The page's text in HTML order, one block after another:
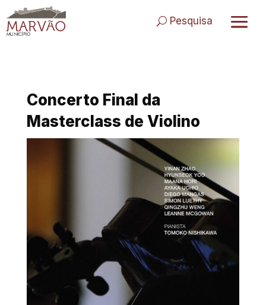
to
content
Pesquisa
Concerto Final da
Masterclass de Violino